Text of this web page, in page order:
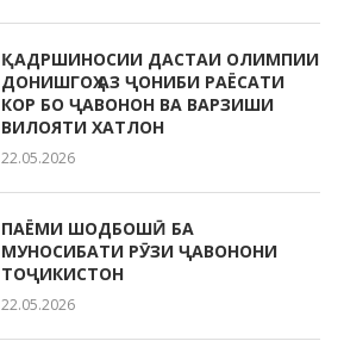
ҚАДРШИНОСИИ ДАСТАИ ОЛИМПИИ
ДОНИШГОҲ АЗ ҶОНИБИ РАЁСАТИ
КОР БО ҶАВОНОН ВА ВАРЗИШИ
ВИЛОЯТИ ХАТЛОН
22.05.2026
ПАЁМИ ШОДБОШӢ БА
МУНОСИБАТИ РӮЗИ ҶАВОНОНИ
ТОҶИКИСТОН
22.05.2026